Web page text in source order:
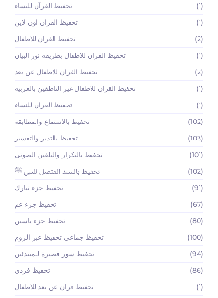
تحفيظ القرآن للنساء
(1)
تحفيظ القران اون لاين
(1)
تحفيظ القران للاطفال
(2)
تحفيظ القران للاطفال بطريقه نور البيان
(1)
تحفيظ القران للاطفال عن بعد
(2)
تحفيظ القران للاطفال غير الناطقين بالعربيه
(1)
تحفيظ القران للنساء
(1)
تحفيظ بالاستماع والمطابقة
(102)
تحفيظ بالتدبر والتفسير
(103)
تحفيظ بالتكرار والتلقين الصوتي
(101)
تحفيظ بالسند المتصل للنبي ﷺ
(102)
تحفيظ جزء تبارك
(91)
تحفيظ جزء عم
(67)
تحفيظ جزء ياسين
(80)
تحفيظ جماعي تحفيظ عبر الزوم
(100)
تحفيظ سور قصيرة للمبتدئين
(94)
تحفيظ فردي
(86)
تحفيظ قران عن بعد للاطفال
(1)